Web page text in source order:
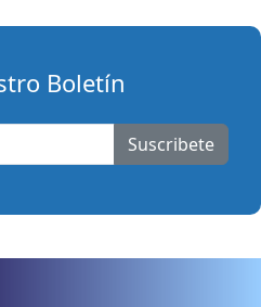
Boletín
Suscribete